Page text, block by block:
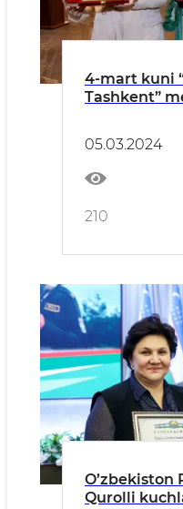
4-mart kuni
Tashkent”
brendi
tikuvchi va
tashkil etildi
05.03.2024
210
O’zbekiston
Qurolli